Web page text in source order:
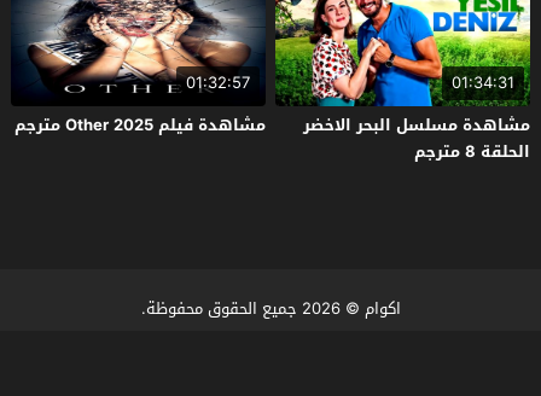
01:34:31
مشاهدة مسلسل البحر الاخضر
الحلقة 8 مترجم
01:32:57
مشاهدة فيلم Other 2025 مترجم
اكوام © 2026 جميع الحقوق محفوظة.